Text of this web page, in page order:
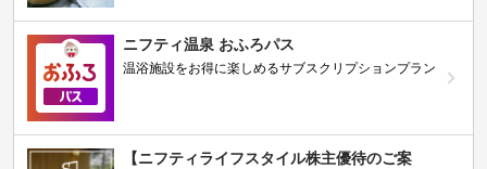
ニフティ温泉 おふろパス
温浴施設をお得に楽しめるサブスクリプションプラン
【ニフティライフスタイル株主優待のご案